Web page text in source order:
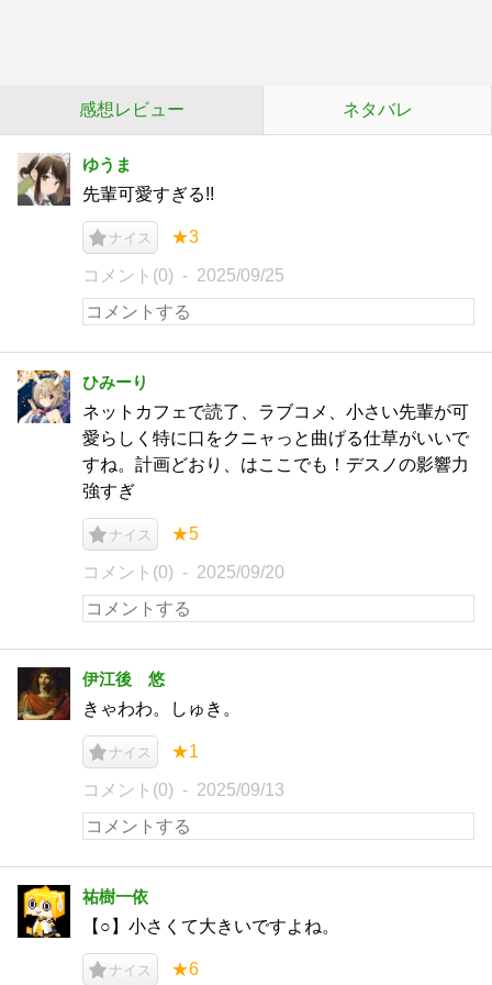
感想レビュー ネタバレ
ゆうま
先輩可愛すぎる!!
ナイス ★3
コメント(0) 2025/09/25
ひみーり
ネットカフェで読了、ラブコメ、小さい先輩が可
愛らしく特に口をクニャっと曲げる仕草がいいで
すね。計画どおり、はここでも！デスノの影響力
強すぎ
ナイス ★5
コメント(0) 2025/09/20
伊江後 悠
きゃわわ。しゅき。
ナイス ★1
コメント(0) 2025/09/13
祐樹一依
【○】小さくて大きいですよね。
ナイス ★6